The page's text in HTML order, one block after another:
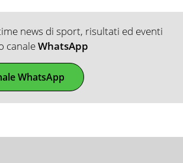
news di sport, risultati ed eventi
canaleWhatsApp
WhatsApp